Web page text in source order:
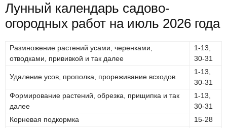
Лунный календарь садово-
огородных работ на июль 2026 года
Размножение растений усами, черенками,
отводками, прививкой и так далее
1-13,
30-31
Удаление усов, прополка, прореживание всходов
1-13,
30-31
Формирование растений, обрезка, прищипка и так
далее
1-13,
30-31
Корневая подкормка
15-28